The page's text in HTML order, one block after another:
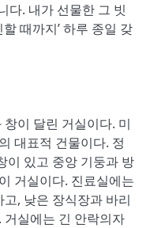
다. 내가 선물한 그 빗
때까지’ 하루 종일 갖
이 달린 거실이다. 미
대표적 건물이다. 정
이 있고 중앙 기둥과 방
거실이다. 진료실에는
, 낮은 장식장과 바리
실에는 긴 안락의자